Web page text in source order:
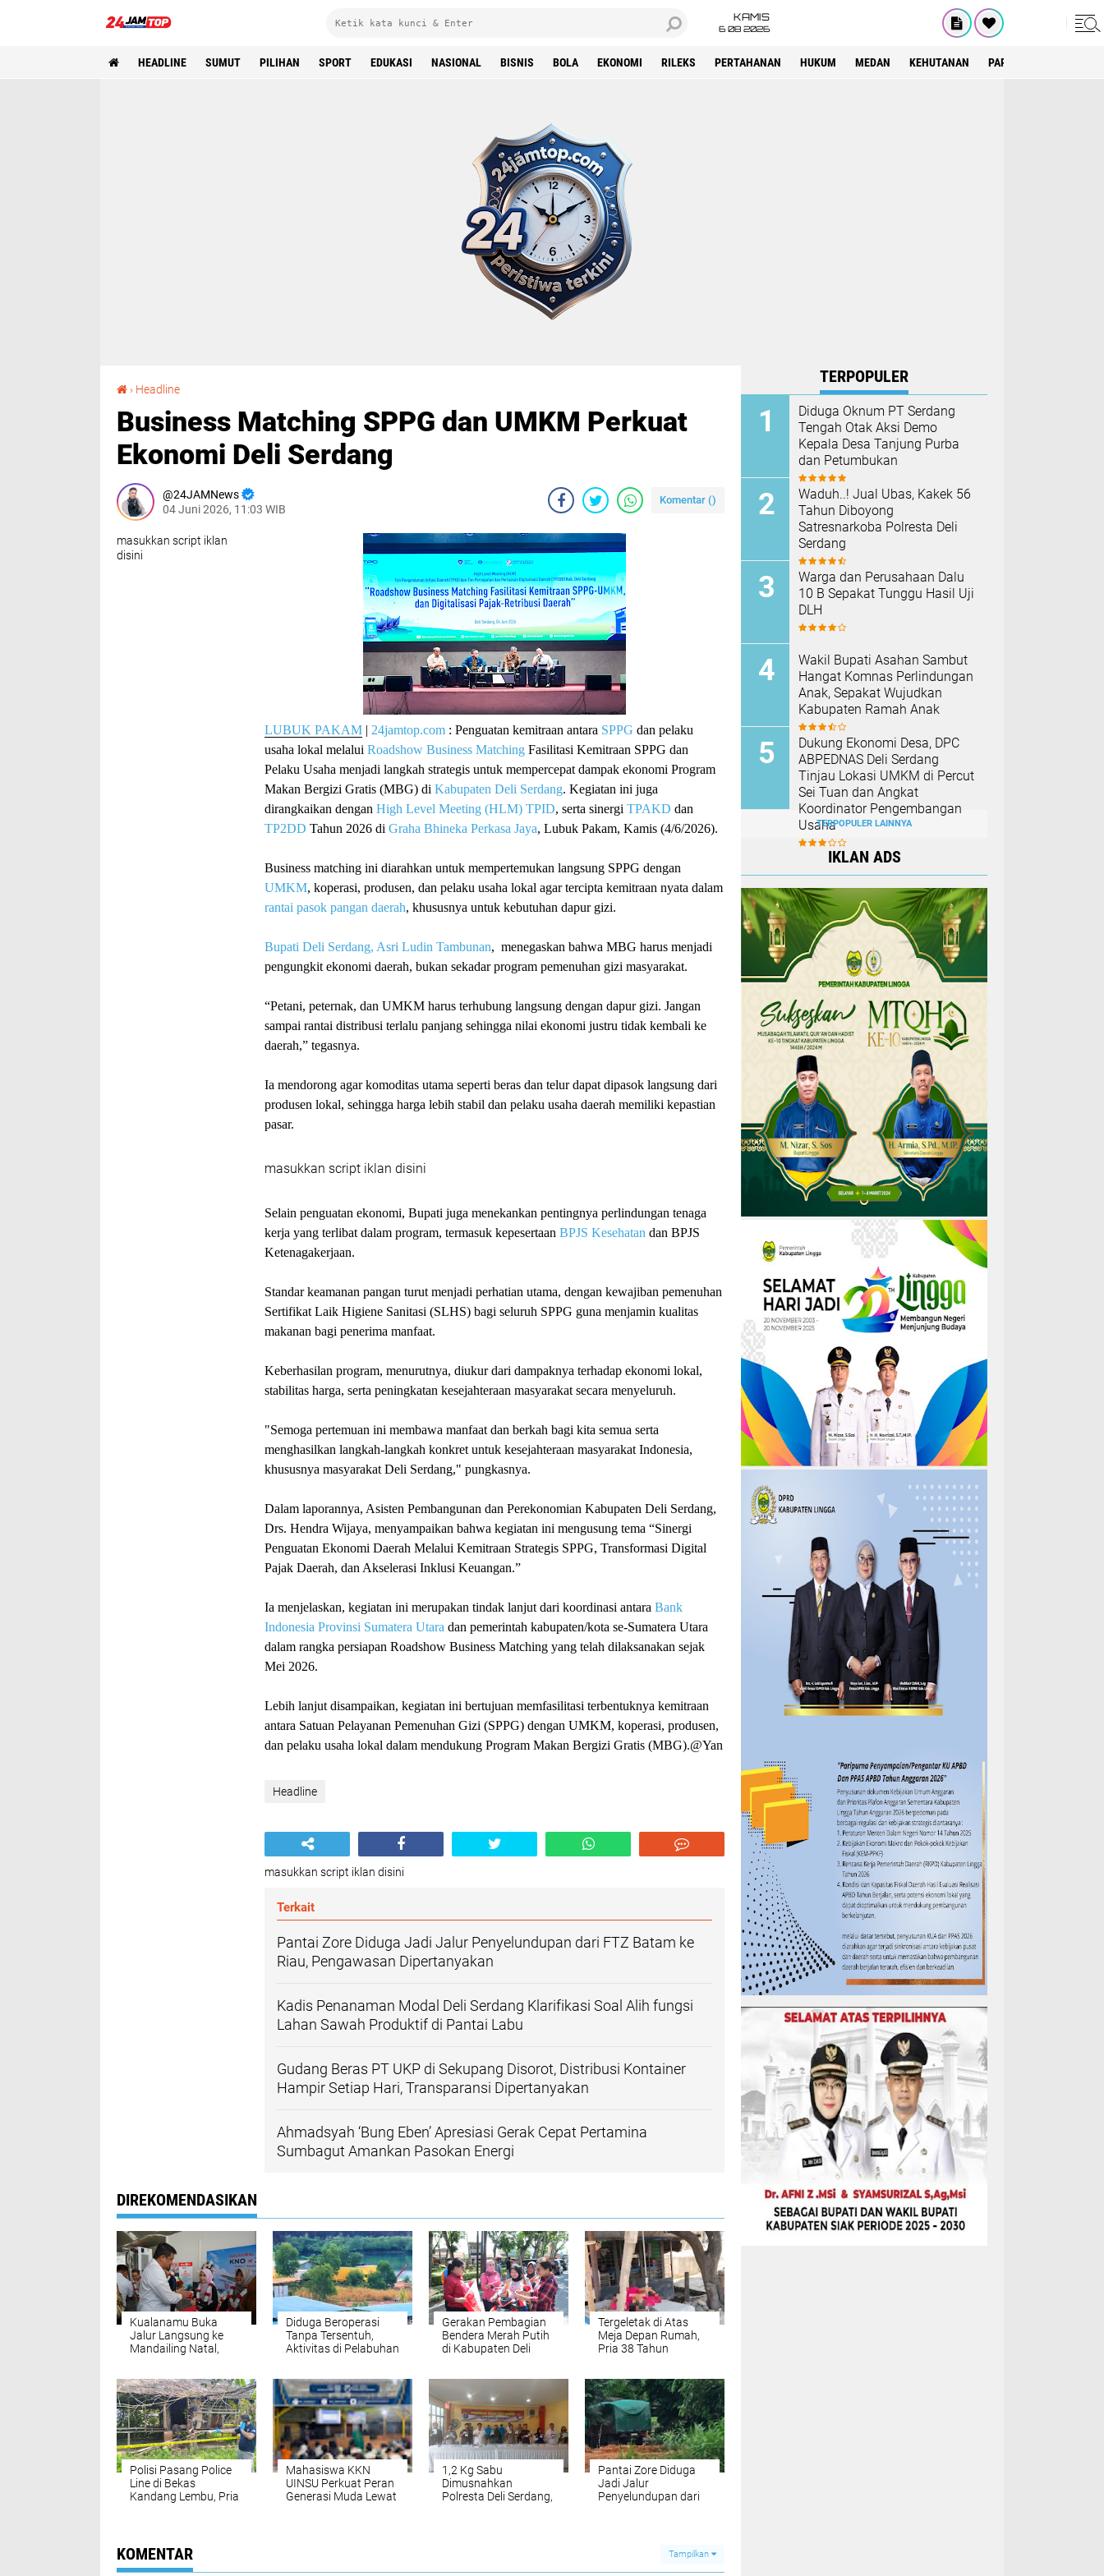
KAMIS
6 08 2026
HEADLINE SUMUT PILIHAN SPORT EDUKASI NASIONAL BISNIS BOLA EKONOMI RILEKS PERTAHANAN HUKUM MEDAN KEHUTANAN PARIWISATA
› Headline
Business Matching SPPG dan UMKM Perkuat
Ekonomi Deli Serdang
24JAMNews
04 Juni 2026, 11:03 WIB
Komentar ()
masukkan script iklan
disini
LUBUK PAKAM | 24jamtop.com : Penguatan kemitraan antara SPPG dan pelaku
usaha lokal melalui Roadshow Business Matching Fasilitasi Kemitraan SPPG dan
Pelaku Usaha menjadi langkah strategis untuk mempercepat dampak ekonomi Program
Makan Bergizi Gratis (MBG) di Kabupaten Deli Serdang. Kegiatan ini juga
dirangkaikan dengan High Level Meeting (HLM) TPID, serta sinergi TPAKD dan
TP2DD Tahun 2026 di Graha Bhineka Perkasa Jaya, Lubuk Pakam, Kamis (4/6/2026).
Business matching ini diarahkan untuk mempertemukan langsung SPPG dengan
UMKM, koperasi, produsen, dan pelaku usaha lokal agar tercipta kemitraan nyata dalam
rantai pasok pangan daerah, khususnya untuk kebutuhan dapur gizi.
Bupati Deli Serdang, Asri Ludin Tambunan, menegaskan bahwa MBG harus menjadi
pengungkit ekonomi daerah, bukan sekadar program pemenuhan gizi masyarakat.
“Petani, peternak, dan UMKM harus terhubung langsung dengan dapur gizi. Jangan
sampai rantai distribusi terlalu panjang sehingga nilai ekonomi justru tidak kembali ke
daerah,” tegasnya.
Ia mendorong agar komoditas utama seperti beras dan telur dapat dipasok langsung dari
produsen lokal, sehingga harga lebih stabil dan pelaku usaha daerah memiliki kepastian
pasar.
masukkan script iklan disini
Selain penguatan ekonomi, Bupati juga menekankan pentingnya perlindungan tenaga
kerja yang terlibat dalam program, termasuk kepesertaan BPJS Kesehatan dan BPJS
Ketenagakerjaan.
Standar keamanan pangan turut menjadi perhatian utama, dengan kewajiban pemenuhan
Sertifikat Laik Higiene Sanitasi (SLHS) bagi seluruh SPPG guna menjamin kualitas
makanan bagi penerima manfaat.
Keberhasilan program, menurutnya, diukur dari dampaknya terhadap ekonomi lokal,
stabilitas harga, serta peningkatan kesejahteraan masyarakat secara menyeluruh.
"Semoga pertemuan ini membawa manfaat dan berkah bagi kita semua serta
menghasilkan langkah-langkah konkret untuk kesejahteraan masyarakat Indonesia,
khususnya masyarakat Deli Serdang," pungkasnya.
Dalam laporannya, Asisten Pembangunan dan Perekonomian Kabupaten Deli Serdang,
Drs. Hendra Wijaya, menyampaikan bahwa kegiatan ini mengusung tema “Sinergi
Penguatan Ekonomi Daerah Melalui Kemitraan Strategis SPPG, Transformasi Digital
Pajak Daerah, dan Akselerasi Inklusi Keuangan.”
Ia menjelaskan, kegiatan ini merupakan tindak lanjut dari koordinasi antara Bank
Indonesia Provinsi Sumatera Utara dan pemerintah kabupaten/kota se-Sumatera Utara
dalam rangka persiapan Roadshow Business Matching yang telah dilaksanakan sejak
Mei 2026.
Lebih lanjut disampaikan, kegiatan ini bertujuan memfasilitasi terbentuknya kemitraan
antara Satuan Pelayanan Pemenuhan Gizi (SPPG) dengan UMKM, koperasi, produsen,
dan pelaku usaha lokal dalam mendukung Program Makan Bergizi Gratis (MBG).@Yan
Headline
masukkan script iklan disini
Terkait
Pantai Zore Diduga Jadi Jalur Penyelundupan dari FTZ Batam ke
Riau, Pengawasan Dipertanyakan
Kadis Penanaman Modal Deli Serdang Klarifikasi Soal Alih fungsi
Lahan Sawah Produktif di Pantai Labu
Gudang Beras PT UKP di Sekupang Disorot, Distribusi Kontainer
Hampir Setiap Hari, Transparansi Dipertanyakan
Ahmadsyah ‘Bung Eben’ Apresiasi Gerak Cepat Pertamina
Sumbagut Amankan Pasokan Energi
DIREKOMENDASIKAN
Kualanamu Buka
Jalur Langsung ke
Mandailing Natal,
Ekonomi Sumut
Diduga Beroperasi
Tanpa Tersentuh,
Aktivitas di Pelabuhan
Pengawasan Aparat
Dipertanyakan
Gerakan Pembagian
Bendera Merah Putih
di Kabupaten Deli
Tergeletak di Atas
Meja Depan Rumah,
Pria 38 Tahun
Polisi Pasang Police
Line di Bekas
Kandang Lembu, Pria
Mahasiswa KKN
UINSU Perkuat Peran
Generasi Muda Lewat
1,2 Kg Sabu
Dimusnahkan
Polresta Deli Serdang,
Pantai Zore Diduga
Jadi Jalur
Penyelundupan dari
KOMENTAR Tampilkan
TERPOPULER
Diduga Oknum PT Serdang
Tengah Otak Aksi Demo
Kepala Desa Tanjung Purba
dan Petumbukan
Waduh..! Jual Ubas, Kakek 56
Tahun Diboyong
Satresnarkoba Polresta Deli
Serdang
Warga dan Perusahaan Dalu
10 B Sepakat Tunggu Hasil Uji
DLH
Wakil Bupati Asahan Sambut
Hangat Komnas Perlindungan
Anak, Sepakat Wujudkan
Kabupaten Ramah Anak
Dukung Ekonomi Desa, DPC
ABPEDNAS Deli Serdang
Tinjau Lokasi UMKM di Percut
Sei Tuan dan Angkat
Koordinator Pengembangan
UsahaTERPOPULER LAINNYA
IKLAN ADS